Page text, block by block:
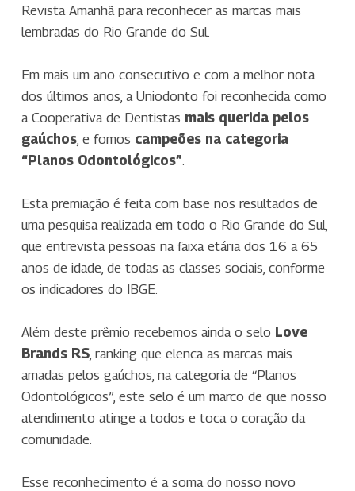
Revista Amanhã para reconhecer as marcas mais
lembradas do Rio Grande do Sul.
Em mais um ano consecutivo e com a melhor nota
dos últimos anos, a Uniodonto foi reconhecida como
a Cooperativa de Dentistas mais querida pelos
gaúchos, e fomos campeões na categoria
“Planos Odontológicos”
Esta premiação é feita com base nos resultados de
uma pesquisa realizada em todo o Rio Grande do Sul,
que entrevista pessoas na faixa etária dos 16 a 65
anos de idade, de todas as classes sociais, conforme
os indicadores do IBGE.
Além deste prêmio recebemos ainda o selo Love
Brands RS, ranking que elenca as marcas mais
amadas pelos gaúchos, na categoria de “Planos
Odontológicos”, este selo é um marco de que nosso
atendimento atinge a todos e toca o coração da
comunidade.
Esse reconhecimento é a soma do nosso novo